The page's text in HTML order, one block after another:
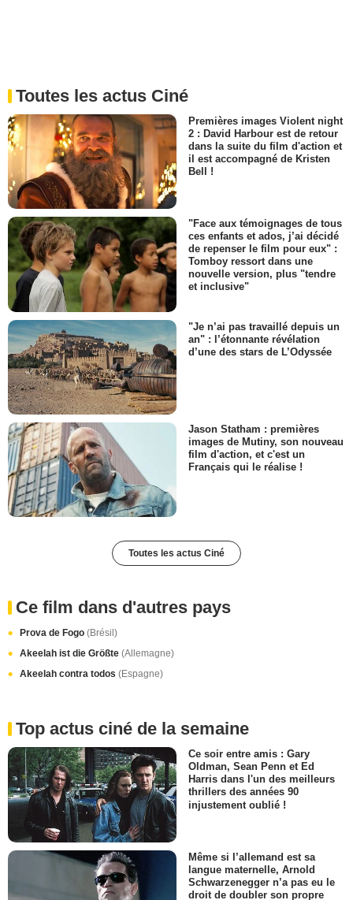
Toutes les actus Ciné
Premières images Violent night
2 : David Harbour est de retour
dans la suite du film d'action et
il est accompagné de Kristen
Bell !
"Face aux témoignages de tous
ces enfants et ados, j’ai décidé
de repenser le film pour eux" :
Tomboy ressort dans une
nouvelle version, plus "tendre
et inclusive"
"Je n’ai pas travaillé depuis un
an" : l’étonnante révélation
d’une des stars de L’Odyssée
Jason Statham : premières
images de Mutiny, son nouveau
film d'action, et c'est un
Français qui le réalise !
Toutes les actus Ciné
Ce film dans d'autres pays
Prova de Fogo (Brésil)
Akeelah ist die Größte (Allemagne)
Akeelah contra todos (Espagne)
Top actus ciné de la semaine
Ce soir entre amis : Gary
Oldman, Sean Penn et Ed
Harris dans l'un des meilleurs
thrillers des années 90
injustement oublié !
Même si l’allemand est sa
langue maternelle, Arnold
Schwarzenegger n’a pas eu le
droit de doubler son propre